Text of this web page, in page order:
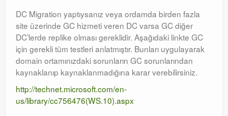
PHP & MySQL
Exchange
DC Migration yaptıysanız veya ordamda birden fazla
site üzerinde GC hizmeti veren DC varsa GC diğer
DC’lerde replike olması gereklidir. Aşağıdaki linkte GC
için gerekli tüm testleri anlatmıştır. Bunları uygulayarak
domain ortamınızdaki sorunların GC sorunlarından
kaynaklanıp kaynaklanmadığına karar verebilirsiniz.
http://technet.microsoft.com/en-
us/library/cc756476(WS.10).aspx